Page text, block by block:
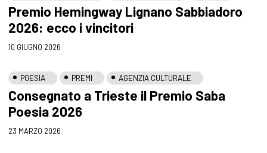
Premio Hemingway Lignano Sabbiadoro
2026: ecco i vincitori
10 GIUGNO 2026
POESIA PREMI AGENZIA CULTURALE
Consegnato a Trieste il Premio Saba
Poesia 2026
23 MARZO 2026